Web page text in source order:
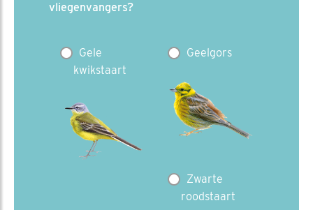
vliegenvangers?
Gele
kwikstaart
Geelgors
Zwarte
roodstaart